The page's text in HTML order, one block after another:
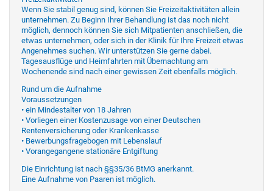
Wenn Sie stabil genug sind, können Sie Freizeitaktivitäten allein
unternehmen. Zu Beginn Ihrer Behandlung ist das noch nicht
möglich, dennoch können Sie sich Mitpatienten anschließen, die
etwas unternehmen, oder sich in der Klinik für Ihre Freizeit etwas
Angenehmes suchen. Wir unterstützen Sie gerne dabei.
Tagesausflüge und Heimfahrten mit Übernachtung am
Wochenende sind nach einer gewissen Zeit ebenfalls möglich.
Rund um die Aufnahme
Voraussetzungen
• ein Mindestalter von 18 Jahren
• Vorliegen einer Kostenzusage von einer Deutschen
Rentenversicherung oder Krankenkasse
• Bewerbungsfragebogen mit Lebenslauf
• Vorangegangene stationäre Entgiftung
Die Einrichtung ist nach §§35/36 BtMG anerkannt.
Eine Aufnahme von Paaren ist möglich.